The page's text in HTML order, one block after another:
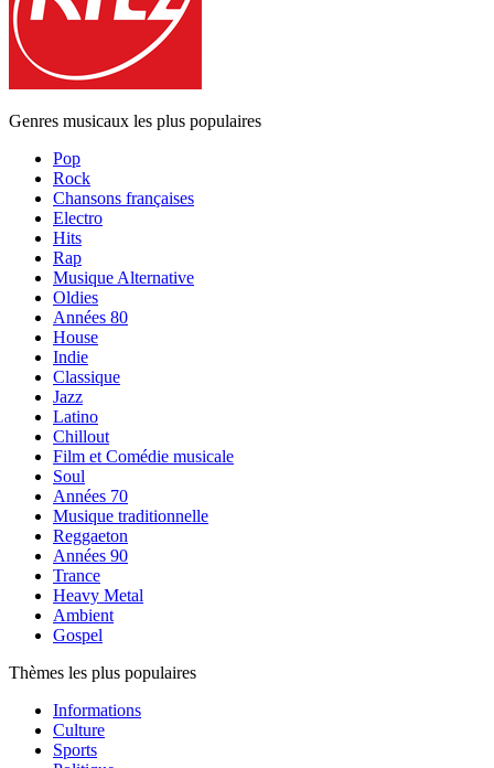
Genres musicaux les plus populaires
Pop
Rock
Chansons françaises
Electro
Hits
Rap
Musique Alternative
Oldies
Années 80
House
Indie
Classique
Jazz
Latino
Chillout
Film et Comédie musicale
Soul
Années 70
Musique traditionnelle
Reggaeton
Années 90
Trance
Heavy Metal
Ambient
Gospel
Thèmes les plus populaires
Informations
Culture
Sports